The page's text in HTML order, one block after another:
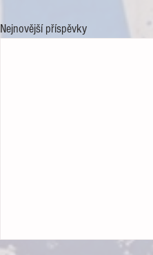
Nejnovější příspěvky